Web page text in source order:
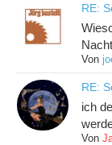
RE:
Von
RE:
ich
Von